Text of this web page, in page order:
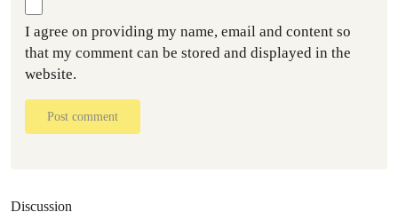
I agree on providing my name, email and content so
that my comment can be stored and displayed in the
website.
Post comment
Discussion